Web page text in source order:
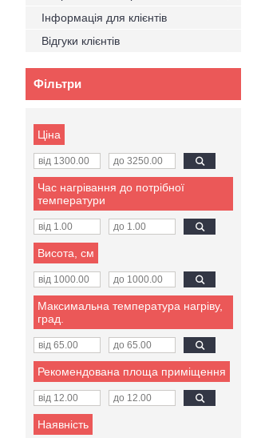
Інформація для клієнтів
Відгуки клієнтів
Фільтри
Ціна
Час нагрівання до потрібної
температури
Висота, см
Максимальна температура нагріву,
град.
Рекомендована площа приміщення
Наявність